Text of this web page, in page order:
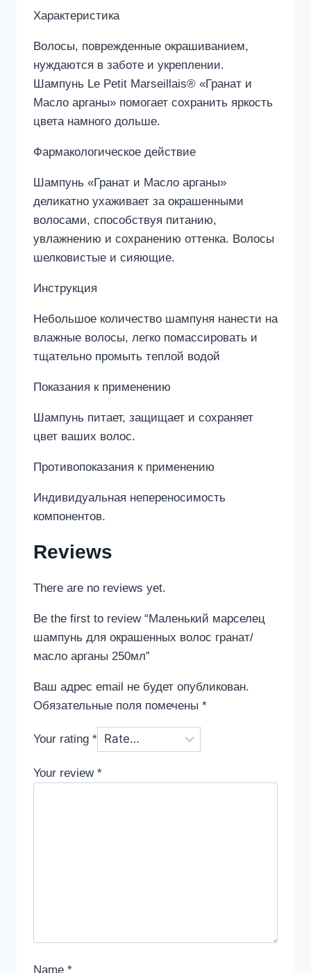
Характеристика
Волосы, поврежденные окрашиванием,
нуждаются в заботе и укреплении.
Шампунь Le Petit Marseillais® «Гранат и
Масло арганы» помогает сохранить яркость
цвета намного дольше.
Фармакологическое действие
Шампунь «Гранат и Масло арганы»
деликатно ухаживает за окрашенными
волосами, способствуя питанию,
увлажнению и сохранению оттенка. Волосы
шелковистые и сияющие.
Инструкция
Небольшое количество шампуня нанести на
влажные волосы, легко помассировать и
тщательно промыть теплой водой
Показания к применению
Шампунь питает, защищает и сохраняет
цвет ваших волос.
Противопоказания к применению
Индивидуальная непереносимость
компонентов.
Reviews
There are no reviews yet.
Be the first to review “Маленький марселец
шампунь для окрашенных волос гранат/
масло арганы 250мл”
Ваш адрес email не будет опубликован.
Обязательные поля помечены *
Your rating *
Your review *
Name *